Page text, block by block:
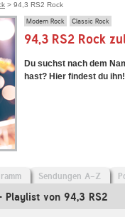
> 94,3 RS2 Rock
Modern Rock Classic Rock
94,3 RS2 Rock
Du suchst nach dem
hast? Hier findest du
Sendungen A-Z
von 94,3 RS2